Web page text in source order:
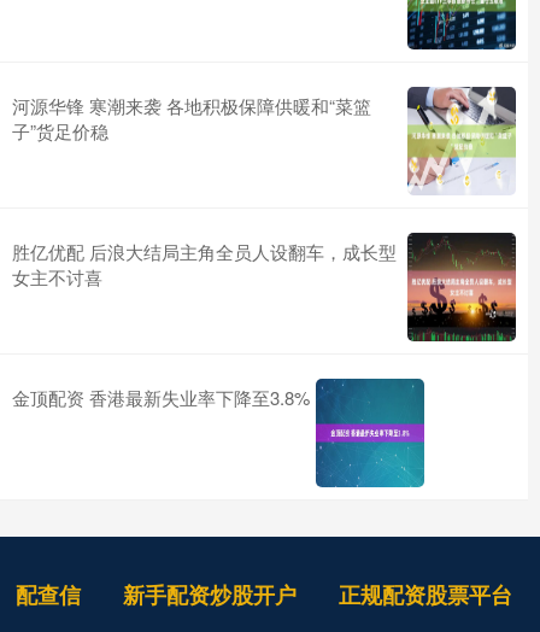
河源华锋 寒潮来袭 各地积极保障供暖和“菜篮
子”货足价稳
胜亿优配 后浪大结局主角全员人设翻车，成长型
女主不讨喜
金顶配资 香港最新失业率下降至3.8%
配查信 新手配资炒股开户 正规配资股票平台